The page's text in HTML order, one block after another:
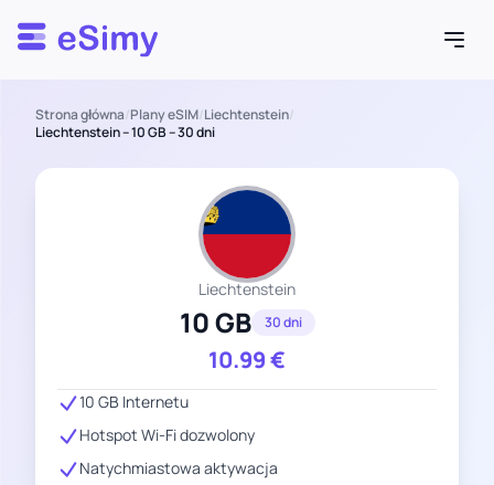
Esimy
Strona główna/Plany eSIM/Liechtenstein/
Liechtenstein – 10 GB – 30 dni
Liechtenstein
10 GB 30 dni
10.99€
10 GB Internetu
Hotspot Wi-Fi dozwolony
Natychmiastowa aktywacja